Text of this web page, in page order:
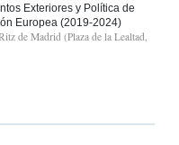
Exteriores y Política de
Europea (2019-2024)
de Madrid (Plaza de la Lealtad,